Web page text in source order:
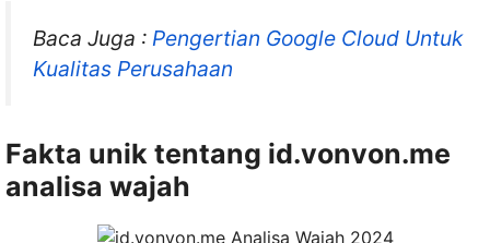
Baca Juga : Pengertian Google Cloud Untuk
Kualitas Perusahaan
Fakta unik tentang id.vonvon.me
analisa wajah